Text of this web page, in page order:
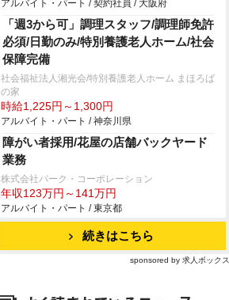
アルバイト・パート / 契約社員 / 大阪府
「週3から可」調理スタッフ/調理師免許
必須/日勤のみ/特別養護老人ホーム/社会
保障完備
社会福祉法人湘光会/特別養護老人ホーム まほろば
の家
時給1,225円～1,300円
アルバイト・パート / 神奈川県
障がい者採用/花屋の店舗バックヤード
業務
株式会社パーク・コーポレーション
年収123万円～141万円
アルバイト・パート / 東京都
続きはこちら
sponsored by 求人ボックス